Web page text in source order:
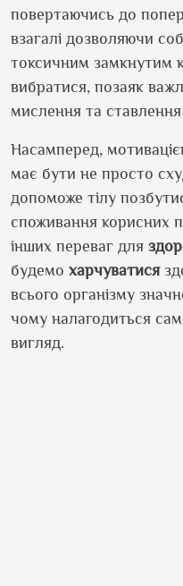
повертаючись до
взагалі дозволяючи
токсичним замкнутим
вибратися, позаяк
мислення та
Насамперед,
має бути не просто
допоможе тілу
споживання корисних
інших переваг для
будемо харчуватися
всього організму
чому налагодиться
вигляд.